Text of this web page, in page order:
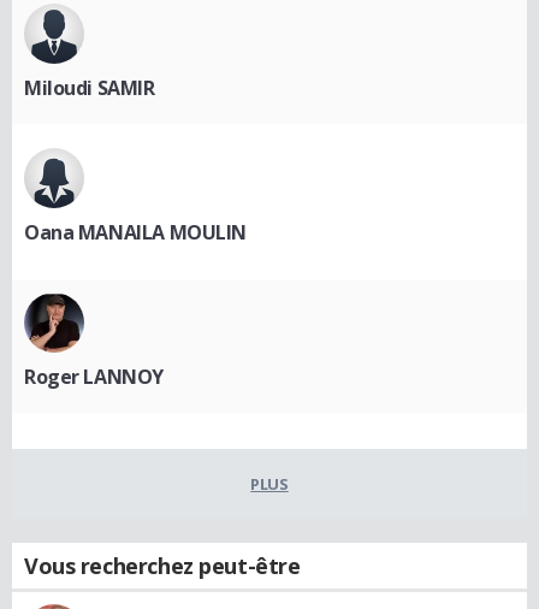
Miloudi SAMIR
Oana MANAILA MOULIN
Roger LANNOY
PLUS
Vous recherchez peut-être